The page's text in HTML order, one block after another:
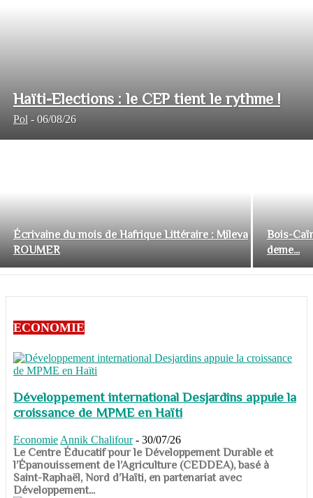
Haïti-Elections : le CEP tient le rythme !
Pol - 06/08/26
Écrivaine du mois de Hafrique Littéraire : Mileva
ROUMER
Bois-
deme...
ECONOMIE
Développement international Desjardins appuie la
croissance de MPME en Haïti
Economie Annik Chalifour - 30/07/26
​​​​​​​Le Centre Éducatif pour le Développement Durable et
l’Épanouissement de l’Agriculture (CEDDEA), basé à
Saint-Raphaël, Nord d’Haïti, en partenariat avec
Développement...